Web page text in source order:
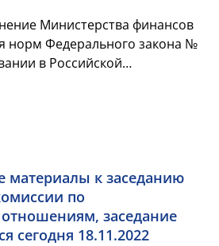
Министерства финансов
норм Федерального закона №
в Российской
материалы к заседанию
по
заседание
сегодня 18.11.2022